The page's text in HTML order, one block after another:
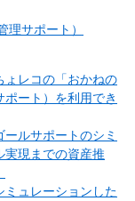
サポート）
ょレコの「おかねの
ート）を利用でき
ルサポートのシミ
実現までの資産推
ミュレーションした